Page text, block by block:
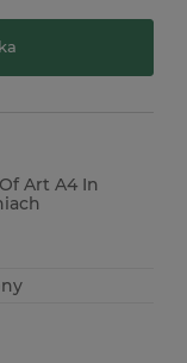
Art A4 In